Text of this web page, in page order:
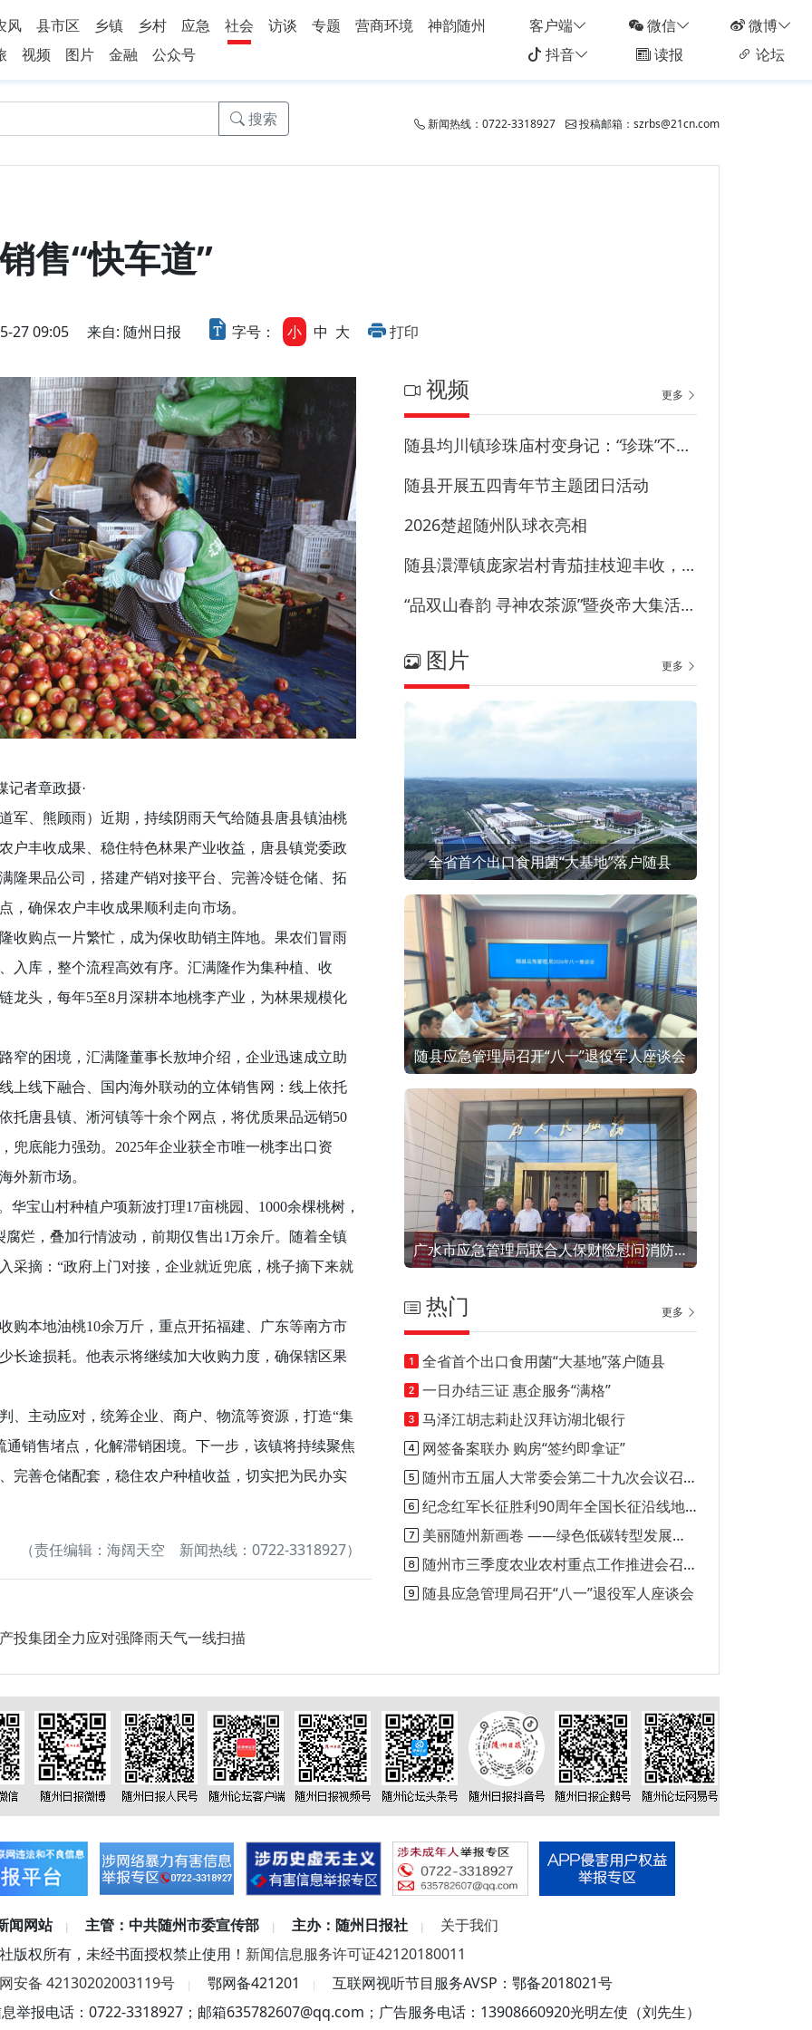
风 县市区 乡镇 乡村 应急 社会 访谈 专题 营商环境
神韵随州
视频 图片 金融 公众号
客户端 微信
微博
抖音
读报 论坛
搜索 新闻热线：0722-3318927 投稿邮箱：szrbs@21cn.com
售“快车道”
27 09:05 来自: 随州日报 字号： 小 中 大 打印
记者章政摄·
、熊顾雨）近期，持续阴雨天气给随县唐县镇油桃
户丰收成果、稳住特色林果产业收益，唐县镇党委政
隆果品公司，搭建产销对接平台、完善冷链仓储、拓
，确保农户丰收成果顺利走向市场。
购点一片繁忙，成为保收助销主阵地。果农们冒雨
入库，整个流程高效有序。汇满隆作为集种植、收
龙头，每年5至8月深耕本地桃李产业，为林果规模化
的困境，汇满隆董事长敖坤介绍，企业迅速成立助
上线下融合、国内海外联动的立体销售网：线上依托
托唐县镇、淅河镇等十余个网点，将优质果品远销50
兜底能力强劲。2025年企业获全市唯一桃李出口资
外新市场。
山村种植户项新波打理17亩桃园、1000余棵桃树，
烂，叠加行情波动，前期仅售出1万余斤。随着全镇
采摘：“政府上门对接，企业就近兜底，桃子摘下来就
本地油桃10余万斤，重点开拓福建、广东等南方市
长途损耗。他表示将继续加大收购力度，确保辖区果
主动应对，统筹企业、商户、物流等资源，打造“集
销售堵点，化解滞销困境。下一步，该镇将持续聚焦
完善仓储配套，稳住农户种植收益，切实把为民办实
（责任编辑：海阔天空 新闻热线：0722-3318927）
投集团全力应对强降雨天气一线扫描
视频 更多
随县均川镇珍珠庙村变身记：“珍珠”不藏尘“甜园”甜到心
随县开展五四青年节主题团日活动
2026楚超随州队球衣亮相
随县澴潭镇庞家岩村青茄挂枝迎丰收，特色产业兴乡村！
“品双山春韵 寻神农茶源”暨炎帝大集活动在草甸子街历史文化街区启幕
图片 更多
全省首个出口食用菌“大基地”落户随县
随县应急管理局召开“八一”退役军人座谈会
广水市应急管理局联合人保财险慰问消防救援指战员
热门 更多
全省首个出口食用菌“大基地”落户随县
一日办结三证 惠企服务“满格”
马泽江胡志莉赴汉拜访湖北银行
网签备案联办 购房“签约即拿证”
随州市五届人大常委会第二十九次会议召开
纪念红军长征胜利90周年全国长征沿线地市媒体新闻行动正式启动
美丽随州新画卷 ——绿色低碳转型发展的随州实践
随州市三季度农业农村重点工作推进会召开
随县应急管理局召开“八一”退役军人座谈会
闻网站 | 主管：中共随州市委宣传部 | 主办：随州日报社 |
关于我们
版权所有，未经书面授权禁止使用！ 新闻信息服务许可证42120180011
安备 42130202003119号
| 鄂网备421201 |
互联网视听节目服务AVSP：鄂备2018021号
举报电话：0722-3318927； 邮箱635782607@qq.com ； 广告服务电话：13908660920光明左使（刘先生）